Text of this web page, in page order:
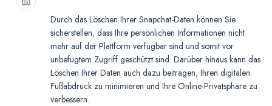
Durch das Löschen Ihrer Snapchat-Daten können Sie
sicherstellen, dass Ihre persönlichen Informationen nicht
mehr auf der Plattform verfügbar sind und somit vor
unbefugtem Zugriff geschützt sind. Darüber hinaus kann das
Löschen Ihrer Daten auch dazu beitragen, Ihren digitalen
Fußabdruck zu minimieren und Ihre Online-Privatsphäre zu
verbessern.